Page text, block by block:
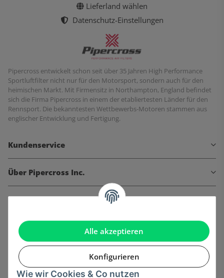
Alle akzeptieren
Konfigurieren
Wie wir Cookies & Co nutzen
Lieferland wählen
Datenschutz-Einstellungen
Pipercross entwickelt schon seit über 35 Jahren High Performance
Sportluftfilter nicht nur für den Motorsport, sondern auch für den
heimischen Markt. Mit Firmensitz in Northampton, England befindet
sich die Firma Pipercross in einem der etabliertesten Länder für den
Rennsport. Die bekanntesten Wettbewerbs-Motoren stammen aus
englischer Entwicklung und Fertigung.
Kundenservice
Über Pipercross Inc.
Informationen
Gesetzliche Informationen